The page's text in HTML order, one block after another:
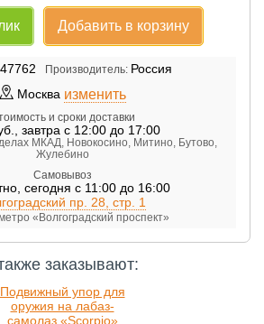
Добавить в корзину
47762 Производитель: Россия
Москва изменить
и сроки доставки
завтра с 12:00 до 17:00
МКАД, Новокосино, Митино, Бутово,
Жулебино
Самовывоз
, сегодня с 11:00 до 16:00
пр. 28, стр. 1
«Волгоградский проспект»
заказывают:
Подвижный упор для
оружия на лабаз-
самолаз «Scorpio»